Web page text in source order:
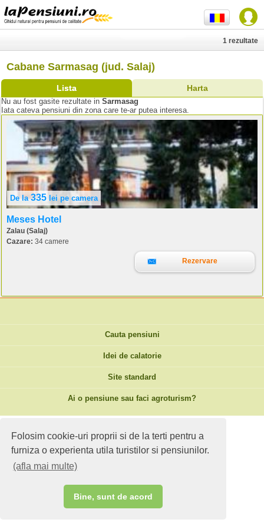
Folosim cookie-uri proprii si de la terti pentru a
furniza o experienta utila turistilor si pensiunilor.
(afla mai multe)
Bine, sunt de acord
Cabane Sarmasag (jud. Salaj)
Lista Harta
1 rezultate
Nu au fost gasite rezultate in Sarmasag
Iata cateva pensiuni din zona care te-ar putea interesa.
De la335 lei pe camera
Meses Hotel
Zalau (Salaj)
Cazare: 34 camere
Rezervare
Cauta pensiuni
Idei de calatorie
Site standard
Ai o pensiune sau faci agroturism?